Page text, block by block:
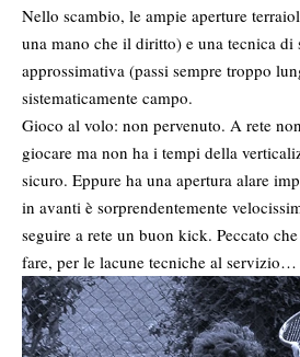
Nello scambio, le ampie aperture
una mano che il diritto) e una tecnica di
approssimativa (passi sempre troppo
sistematicamente campo.
Gioco al volo: non pervenuto. A rete
giocare ma non ha i tempi della
sicuro. Eppure ha una apertura alare
in avanti è sorprendentemente
seguire a rete un buon kick. Peccato
fare, per le lacune tecniche al servizio…